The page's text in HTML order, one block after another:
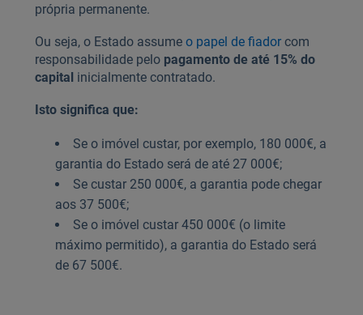
própria permanente.
Ou seja, o Estado assume o papel de fiadorcom
responsabilidade pelo pagamento de até 15% do
capitalinicialmente contratado.
Isto significa que:
Se o imóvel custar, por exemplo, 180 000€, a
garantia do Estado será de até 27 000€;
Se custar 250 000€, a garantia pode chegar
aos 37 500€;
Se o imóvel custar 450 000€ (o limite
máximo permitido), a garantia do Estado será
de 67 500€.